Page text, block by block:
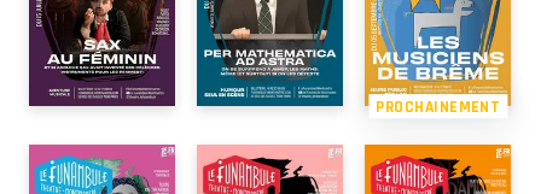
PROCHAINEMENT